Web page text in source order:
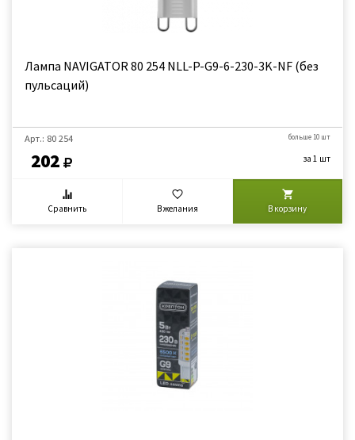
Лампа NAVIGATOR 80 254 NLL-P-G9-6-230-3K-NF (без
пульсаций)
Арт.: 80 254
202
больше 10 шт
за 1 шт
Сравнить В желания В корзину